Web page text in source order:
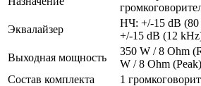
Эквалайзер
НЧ: +/-15 dB
+/-15 dB (12
Выходная мощность
350 W / 8 Ohm
W / 8 Ohm (Peak)
Состав комплекта
1